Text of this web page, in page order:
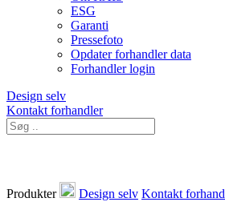
ESG
Garanti
Pressefoto
Opdater forhandler data
Forhandler login
Design selv
Kontakt forhandler
Produkter Design selv Kontakt